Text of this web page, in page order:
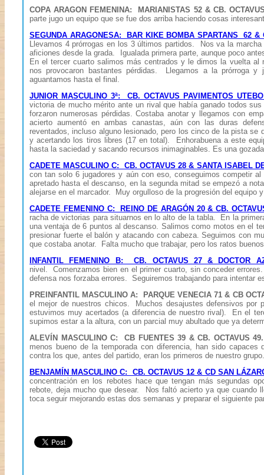
COPA ARAGON FEMENINA: MARIANISTAS 52 & CB.
parte jugo un equipo que se fue dos arriba haciendo cosas
SEGUNDA ARAGONESA: BAR KIKE BOMBA SPARTANS 62
Llevamos 4 prórrogas en los 3 últimos partidos. Nos va la
aficiones desde la grada. Igualada primera parte, aunque poco
En el tercer cuarto salimos más centrados y le dimos la vuelta al
nos provocaron bastantes pérdidas. Llegamos a la prórroga y
aguantamos hasta el final.
JUNIOR MASCULINO 3ª: CB. OCTAVUS PAVIMENTOS
victoria de mucho mérito ante un rival que había ganado todos
forzaron numerosas pérdidas. Costaba anotar y llegamos con
acierto aumentó en ambas canastas, aún con las duras
reventados, incluso alguno lesionado, pero los cinco de la pista
y acertando los tiros libres (17 en total). Enhorabuena a este
hasta la saciedad y sacando recursos inimaginables. Es una
CADETE MASCULINO C: CB. OCTAVUS 28 & SANTA ISABEL
con tan solo 6 jugadores y aún con eso, conseguimos competir
apretado hasta el descanso, en la segunda mitad se empezó a
alejarse en el marcador. Muy orgulloso de la progresión del equipo
CADETE FEMENINO C: REINO DE ARAGÓN 20 & CB.
racha de victorias para situarnos en lo alto de la tabla. En la
una ventaja de 6 puntos al descanso. Salimos como motos en el
presionar fuerte el balón y atacando con cabeza. Seguimos con
que costaba anotar. Falta mucho que trabajar, pero los ratos
INFANTIL FEMENINO B: CB. OCTAVUS 27 & DOCTOR
nivel. Comenzamos bien en el primer cuarto, sin conceder
defensa nos forzaba errores. Seguiremos trabajando para intentar
PREINFANTIL MASCULINO A: PARQUE VENECIA 71 & CB
el mejor de nuestros chicos. Muchos desajustes defensivos por
estuvimos muy acertados (a diferencia de nuestro rival). En el
supimos estar a la altura, con un parcial muy abultado que ya
ALEVÍN MASCULINO C: CB FUENTES 39 & CB. OCTAVUS
menos bueno de la temporada con diferencia, han sido
contra los que, antes del partido, eran los primeros de nuestro grupo.
BENJAMÍN MASCULINO C: CB. OCTAVUS 12 & CD SAN
concentración en los rebotes hace que tengan más segundas
rebote, deja mucho que desear. Nos faltó acierto ya que
toca seguir mejorando estas dos semanas y preparar el siguiente